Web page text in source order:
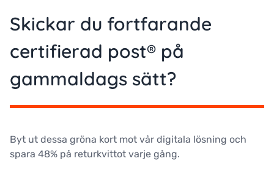
Skickar du fortfarande
certifierad post® på
gammaldags sätt?
Byt ut dessa gröna kort mot vår digitala lösning och
spara 48% på returkvittot varje gång.